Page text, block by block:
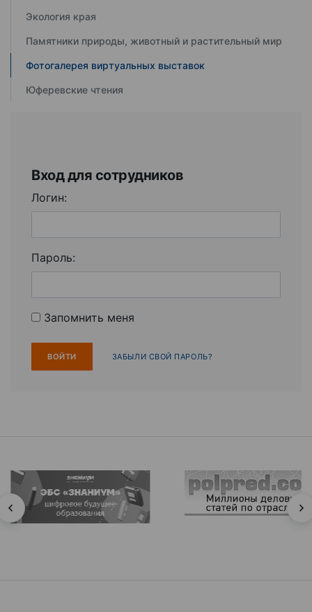
Экология края
Памятники природы, животный и растительный мир
Фотогалерея виртуальных выставок
Юферевские чтения
Вход для сотрудников
Логин:
Пароль:
Запомнить меня
ЗАБЫЛИ СВОЙ ПАРОЛЬ?